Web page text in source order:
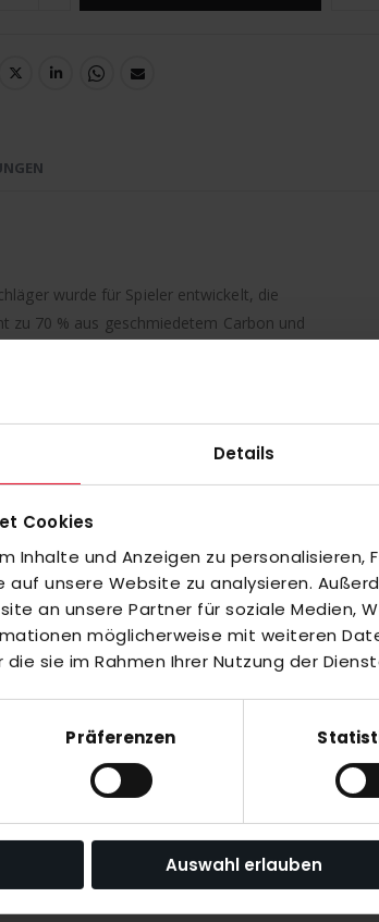
Details
Cookies
Inhalte und Anzeigen zu
auf unsere Website zu analysieren.
an unsere Partner für soziale Medien,
möglicherweise mit weiteren
sie im Rahmen Ihrer Nutzung der
Präferenzen
Auswahl erlauben
wurde für Spieler entwickelt, die
zu 70 % aus geschmiedetem Carbon und
Extreme Low Bow Curve macht ihn zur
von 3D-Fähigkeiten und Drag-Flicks
Technologie sorgt dieser Schläger mit
Torsionsstabilität. Diese Innovation
und verbessert sowohl die Effizienz als
und Präzision führt. Darüber hinaus
Dämpfung und Komfort. Mit seinen
bringt der Brabo Elite 4 WTB Extreme
Er ist die ideale Wahl für Spieler, die bei
Aspekten des Spiels brillieren möchten.
oderAlle auswählen